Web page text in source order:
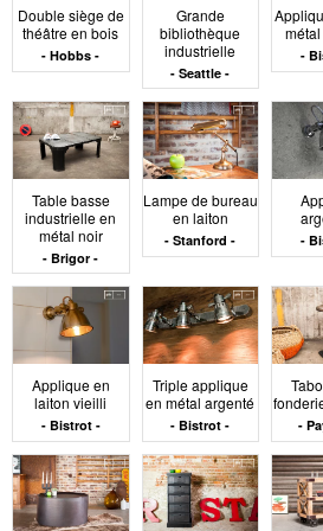
volume
le
Un espace Loft peut vite perdre
objets ne s’inscrivent pas dans
Pour éviter la dispersion, le
circulation tout en respectant la
L’enjeu est de travailler par
cloison fixe. Cela passe par
positionnés, des hauteurs
mesuré des accessoires.
lecture, en soulignant certains
accompagnant les transitions
répétition ou le rappel de certains
Double siège de
théâtre en bois
Hobbs
Grande
bibliothèque
industrielle
Seattle
Table basse
industrielle en
métal noir
Brigor
Lampe de bureau
en laiton
Stanford
Applique en
laiton vieilli
Bistrot
Triple applique
en métal argenté
Bistrot